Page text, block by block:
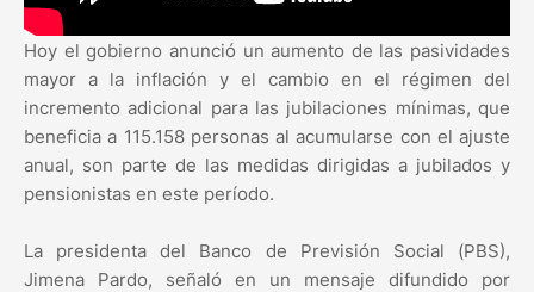
Hoy el gobierno anunció un aumento de las pasividades
mayor a la inflación y el cambio en el régimen del
incremento adicional para las jubilaciones mínimas, que
beneficia a 115.158 personas al acumularse con el ajuste
anual, son parte de las medidas dirigidas a jubilados y
pensionistas en este período.
La presidenta del Banco de Previsión Social (PBS),
Jimena Pardo, señaló en un mensaje difundido por